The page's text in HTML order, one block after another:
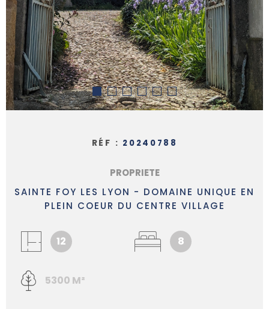
RÉF : 20240788
PROPRIETE
SAINTE FOY LES LYON - DOMAINE UNIQUE EN
PLEIN COEUR DU CENTRE VILLAGE
12 8
5300 M²